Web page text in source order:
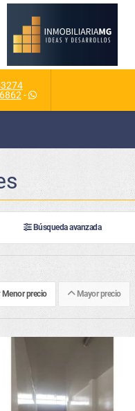
-
Búsqueda avanzada
Menor precio Mayor precio